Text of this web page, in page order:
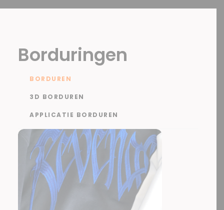
Borduringen
BORDUREN
3D BORDUREN
APPLICATIE BORDUREN